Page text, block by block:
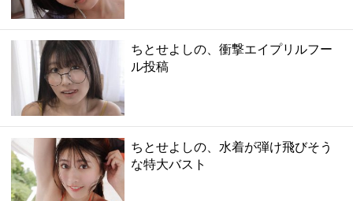
ちとせよしの、衝撃エイプリルフー
ル投稿
ちとせよしの、水着が弾け飛びそう
な特大バスト